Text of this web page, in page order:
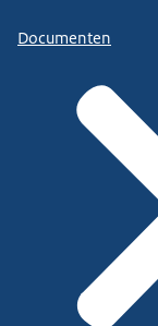
Documenten